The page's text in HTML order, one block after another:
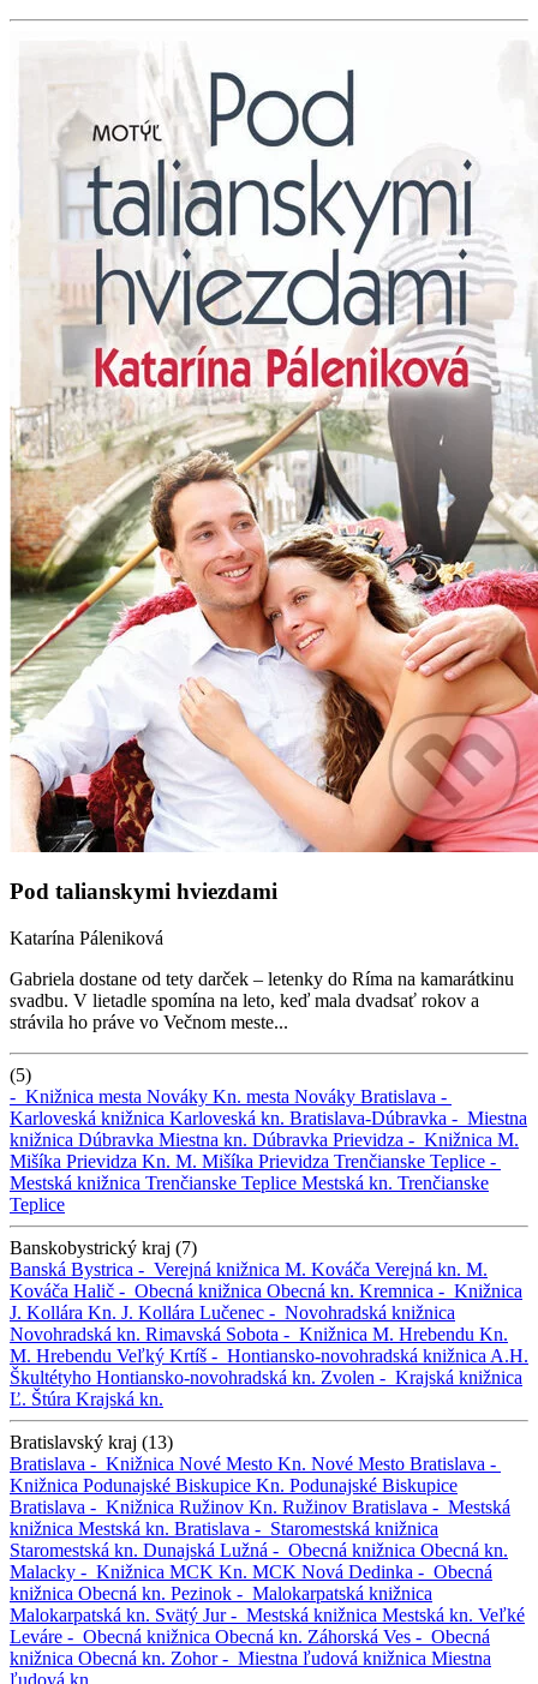
Pod talianskymi hviezdami
Katarína Páleniková
Gabriela dostane od tety darček – letenky do Ríma na kamarátkinu
svadbu. V lietadle spomína na leto, keď mala dvadsať rokov a
strávila ho práve vo Večnom meste...
(5)
- Knižnica mesta Nováky Kn. mesta Nováky Bratislava -
Karloveská knižnica Karloveská kn. Bratislava-Dúbravka - Miestna
knižnica Dúbravka Miestna kn. Dúbravka Prievidza - Knižnica M.
Mišíka Prievidza Kn. M. Mišíka Prievidza Trenčianske Teplice -
Mestská knižnica Trenčianske Teplice Mestská kn. Trenčianske
Teplice
Banskobystrický kraj (7)
Banská Bystrica - Verejná knižnica M. Kováča Verejná kn. M.
Kováča Halič - Obecná knižnica Obecná kn. Kremnica - Knižnica
J. Kollára Kn. J. Kollára Lučenec - Novohradská knižnica
Novohradská kn. Rimavská Sobota - Knižnica M. Hrebendu Kn.
M. Hrebendu Veľký Krtíš - Hontiansko-novohradská knižnica A.H.
Škultétyho Hontiansko-novohradská kn. Zvolen - Krajská knižnica
Ľ. Štúra Krajská kn.
Bratislavský kraj (13)
Bratislava - Knižnica Nové Mesto Kn. Nové Mesto Bratislava -
Knižnica Podunajské Biskupice Kn. Podunajské Biskupice
Bratislava - Knižnica Ružinov Kn. Ružinov Bratislava - Mestská
knižnica Mestská kn. Bratislava - Staromestská knižnica
Staromestská kn. Dunajská Lužná - Obecná knižnica Obecná kn.
Malacky - Knižnica MCK Kn. MCK Nová Dedinka - Obecná
knižnica Obecná kn. Pezinok - Malokarpatská knižnica
Malokarpatská kn. Svätý Jur - Mestská knižnica Mestská kn. Veľké
Leváre - Obecná knižnica Obecná kn. Záhorská Ves - Obecná
knižnica Obecná kn. Zohor - Miestna ľudová knižnica Miestna
ľudová kn.